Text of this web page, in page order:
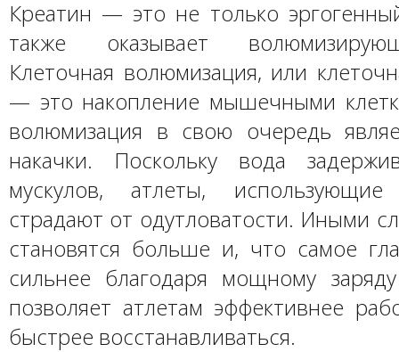
Креатин — это не только
также оказывает
Клеточная волюмизация, или
— это накопление мышечными
волюмизация в свою очередь
накачки. Поскольку вода
мускулов, атлеты,
страдают от одутловатости. Иными
становятся больше и, что самое
сильнее благодаря мощному
позволяет атлетам эффективнее
быстрее восстанавливаться.